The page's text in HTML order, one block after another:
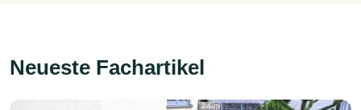
Neueste Fachartikel